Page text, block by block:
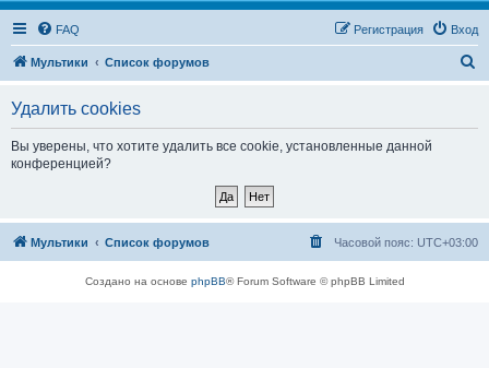
FAQ Вход
Регистрация
Мультики Список форумов
Удалить cookies
Вы уверены, что хотите удалить все cookie, установленные данной
конференцией?
Мультики Список форумов Часовой пояс: UTC+03:00
Создано на основе phpBB® Forum Software © phpBB Limited